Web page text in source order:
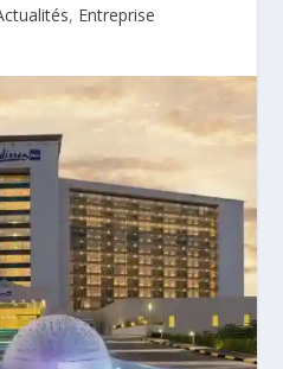
, Entreprise